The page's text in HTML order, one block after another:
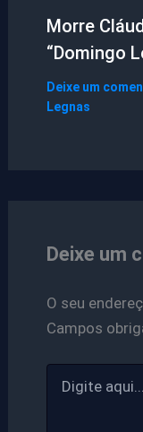
Morre
“Domingo
Deixe um
Legnas
Deixe um
O seu
Campos
aqui...